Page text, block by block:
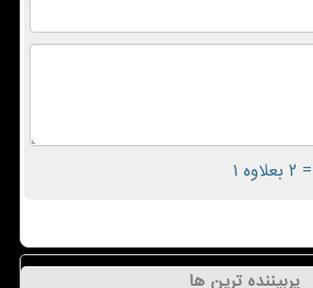
= ۲ بعلاوه ۱
پربیننده ترین ها